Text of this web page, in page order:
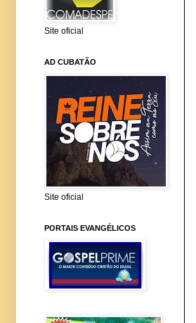
Site oficial
AD CUBATÃO
Site oficial
PORTAIS EVANGÉLICOS